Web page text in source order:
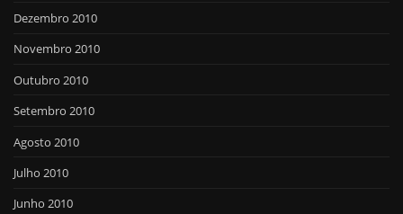
Dezembro 2010
Novembro 2010
Outubro 2010
Setembro 2010
Agosto 2010
Julho 2010
Junho 2010